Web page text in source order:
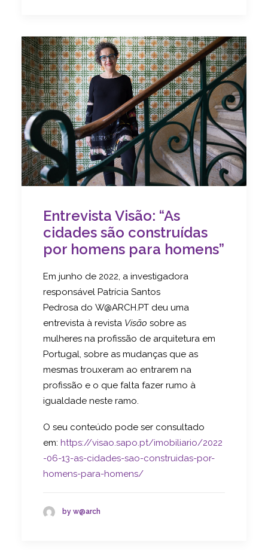
Entrevista Visão: “As
cidades são construídas
por homens para homens”
Em junho de 2022, a investigadora
responsável Patrícia Santos
Pedrosa do W@ARCH.PT deu uma
entrevista à revista Visão sobre as
mulheres na profissão de arquitetura em
Portugal, sobre as mudanças que as
mesmas trouxeram ao entrarem na
profissão e o que falta fazer rumo à
igualdade neste ramo.
O seu conteúdo pode ser consultado
em: https://visao.sapo.pt/imobiliario/2022
-06-13-as-cidades-sao-construidas-por-
homens-para-homens/
by w@arch